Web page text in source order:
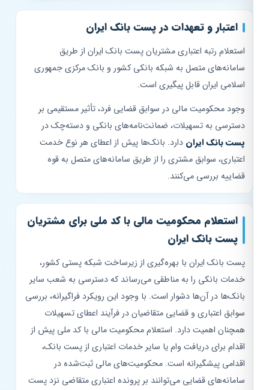
اعتبار و تعهدات در پست بانک ایران
استعلام رتبه اعتباری مشتریان پست بانک ایران از طریق
سامانه‌های متصل به شبکه بانکی کشور و بانک مرکزی جمهوری
اسلامی ایران قابل پیگیری است.
وجود محکومیت مالی در سوابق قضایی فرد، تأثیر مستقیمی بر
دسترسی به تسهیلات، ضمانت‌نامه‌های بانکی و دسته‌چک در
پست بانک ایراندارد. بانک‌ها پیش از اعطای هر نوع خدمت
اعتباری، سوابق مشتری را از طریق سامانه‌های متصل به قوه
قضاییه بررسی می‌کنند.
استعلام محکومیت مالی با کد ملی برای مشتریان
پست بانک ایران
پست بانک ایران با بهره‌گیری از زیرساخت شبکه پستی کشور،
خدمات بانکی را به مناطقی می‌رساند که دسترسی به شعب سایر
بانک‌ها در آن‌ها دشوار است. با وجود این رویکرد فراگیرانه، بررسی
سوابق اعتباری و قضایی متقاضیان در فرآیند اعطای تسهیلات
همچنان اهمیت دارد. استعلام محکومیت مالی با کد ملی پیش از
اقدام برای دریافت وام یا سایر خدمات اعتباری از پست بانک،
اقدامی پیشگیرانه است. محکومیت‌های مالی ثبت‌شده در
سامانه‌های قضایی می‌توانند بر پرونده اعتباری متقاضی نزد پست